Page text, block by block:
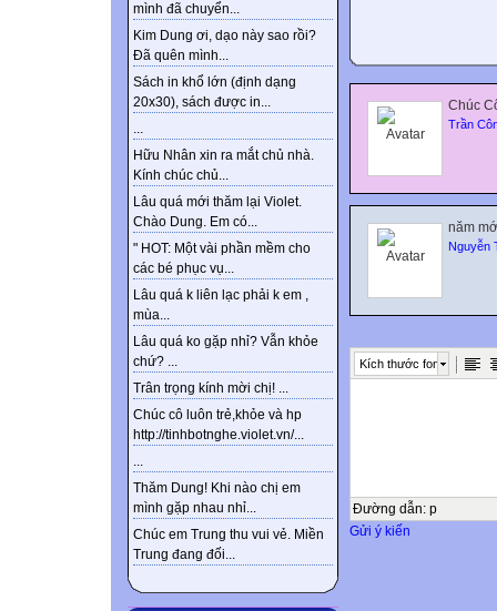
mình đã chuyển...
Kim Dung ơi, dạo này sao rồi?
Đã quên mình...
Sách in khổ lớn (định dạng
20x30), sách được in...
...
Hữu Nhân xin ra mắt chủ nhà.
Kính chúc chủ...
Lâu quá mới thăm lại Violet.
Chào Dung. Em có...
" HOT: Một vài phần mềm cho
các bé phục vụ...
Lâu quá k liên lạc phải k em ,
mùa...
Lâu quá ko gặp nhỉ? Vẫn khỏe
chứ? ...
Trân trọng kính mời chị! ...
Chúc cô luôn trẻ,khỏe và hp
http://tinhbotnghe.violet.vn/...
...
Thăm Dung! Khi nào chị em
mình gặp nhau nhỉ...
Chúc em Trung thu vui vẻ. Miền
Trung đang đối...
Chúc
Trần
năm
Nguyễn
Kích thước font
Đường dẫn: p
Gửi ý kiến